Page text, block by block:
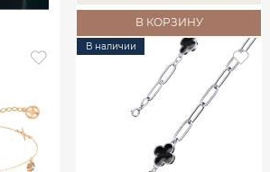
В КОРЗИНУ
В наличии